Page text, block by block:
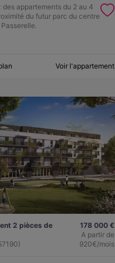
des appartements du 2 au 4
du futur parc du centre
Voir l'appartement
2 pièces de
178 000 €
A partir de
920€/mois